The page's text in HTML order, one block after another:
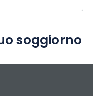
soggiorno